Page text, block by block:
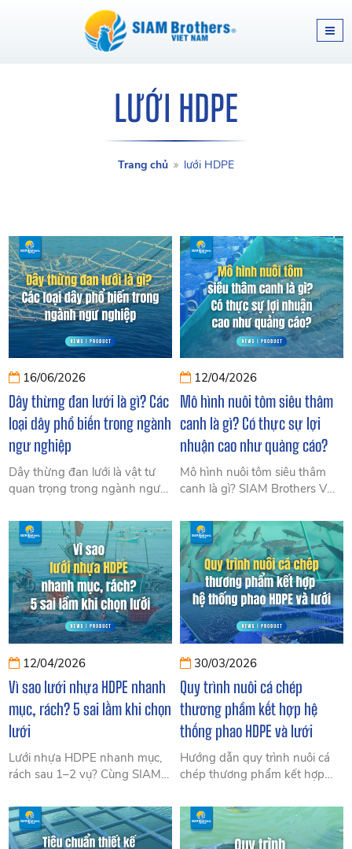
LƯỚI HDPE
Trang chủ lưới HDPE
16/06/2026
Dây thừng đan lưới là gì? Các
loại dây phổ biến trong ngành
ngư nghiệp
Dây thừng đan lưới là vật tư
quan trọng trong ngành ngư
đan lưới phổ biến, ưu nhược
điểm, ứng dụng thực tế và
cách lựa chọn phù hợp cho
từng nhu cầu khai thác thủy
sản.
12/04/2026
Mô hình nuôi tôm siêu thâm
canh là gì? Có thực sự lợi
nhuận cao như quảng cáo?
Mô hình nuôi tôm siêu thâm
canh là gì? SIAM Brothers VN
ro thực tế và giải pháp vật tư
để tối ưu hiệu quả cho người
nuôi tôm.
12/04/2026
Vì sao lưới nhựa HDPE nhanh
mục, rách? 5 sai lầm khi chọn
lưới
Lưới nhựa HDPE nhanh mục,
rách sau 1–2 vụ? Cùng SIAM
khi chọn lưới và cách chọn lưới
HDPE bền 5–10 năm, tiết
kiệm chi phí.
30/03/2026
Quy trình nuôi cá chép
thương phẩm kết hợp hệ
thống phao HDPE và lưới
Hướng dẫn quy trình nuôi cá
chép thương phẩm kết hợp
nuôi giúp tăng năng suất, giảm
rủi ro, tối ưu chi phí cho bà con
ngư dân.